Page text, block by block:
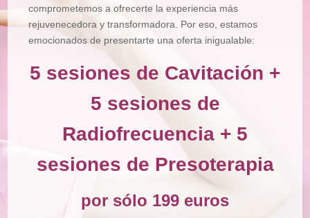
comprometemos a ofrecerte la experiencia más
rejuvenecedora y transformadora. Por eso, estamos
emocionados de presentarte una oferta inigualable:
5 sesiones de Cavitación +
5 sesiones de
Radiofrecuencia + 5
sesiones de Presoterapia
por sólo 199 euros